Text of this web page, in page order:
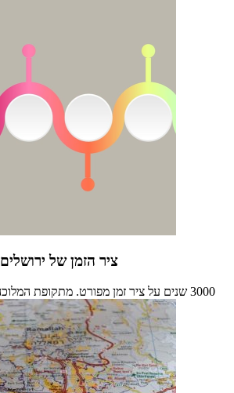
ציר הזמן של ירושלים
3000 שנים על ציר זמן מפורט. מתקופת המלוכה ועד הקמת המדינה.